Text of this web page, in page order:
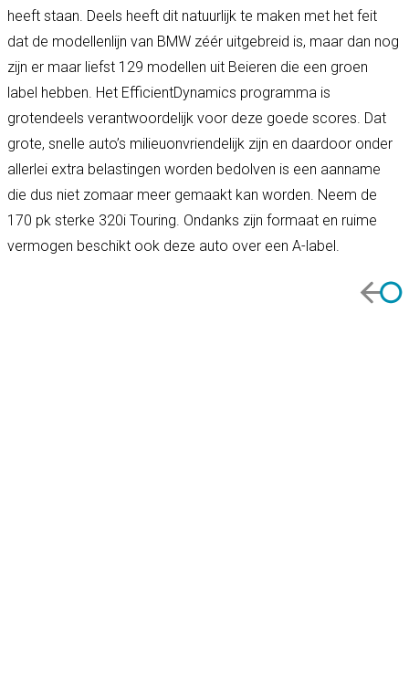
heeft staan. Deels heeft dit natuurlijk te maken met het feit
dat de modellenlijn van BMW zéér uitgebreid is, maar dan nog
zijn er maar liefst 129 modellen uit Beieren die een groen
label hebben. Het EfficientDynamics programma is
grotendeels verantwoordelijk voor deze goede scores. Dat
grote, snelle auto’s milieuonvriendelijk zijn en daardoor onder
allerlei extra belastingen worden bedolven is een aanname
die dus niet zomaar meer gemaakt kan worden. Neem de
170 pk sterke 320i Touring. Ondanks zijn formaat en ruime
vermogen beschikt ook deze auto over een A-label.